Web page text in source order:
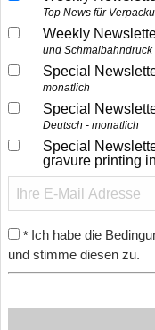
Top News für
Weekly
und Schmalbahndruck
Special
monatlich
Special
Deutsch - monatlich
Special
gravure printing
* Ich habe die
und stimme diesen zu.